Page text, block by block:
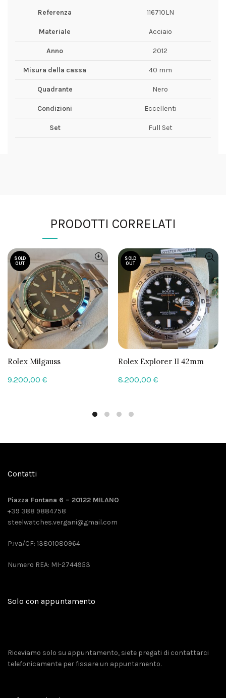
Referenza 116710LN
Materiale Acciaio
Anno 2012
Misura della cassa 40 mm
Quadrante Nero
Condizioni Eccellenti
Set Full Set
PRODOTTI CORRELATI
SOLD
OUT
Rolex Milgauss
9.200,00 €
SOLD
OUT
Rolex Explorer II 42mm
8.200,00 €
Contatti
Piazza Fontana 6 – 20122 MILANO
+39 388 9884758
steelwatches.vergani@gmail.com
P.iva/CF: 13801080964
Numero REA: MI-2744953
Solo con appuntamento
Riceviamo solo su appuntamento, siete pregati di contattarci
telefonicamente per fissare un appuntamento.